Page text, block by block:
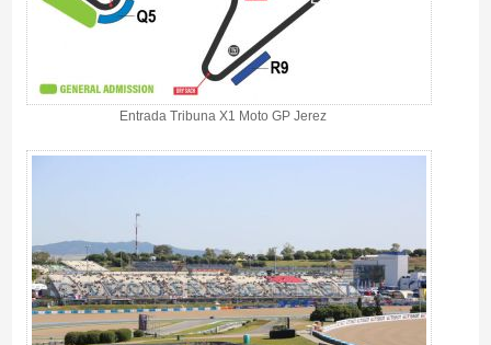
Entrada Tribuna X1 Moto GP Jerez